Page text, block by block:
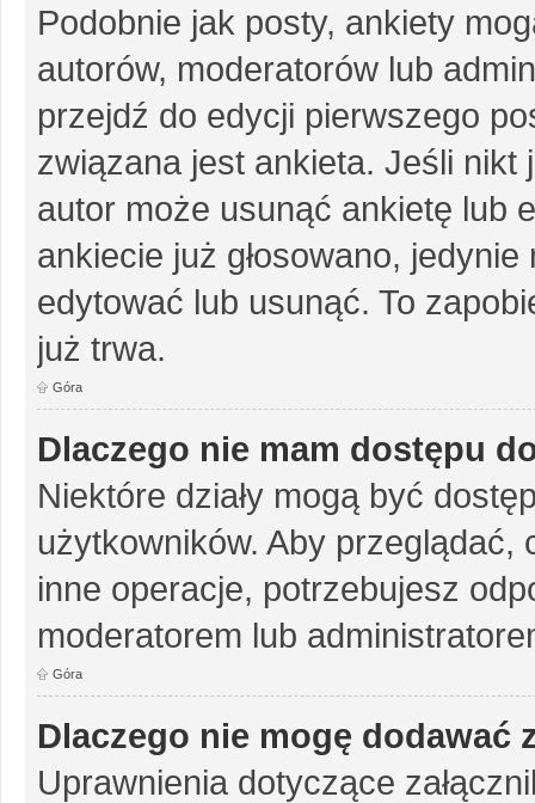
Podobnie jak posty, ankiety
autorów, moderatorów lub
przejdź do edycji pierwszego
związana jest ankieta. Jeśli nikt
autor może usunąć ankietę lub
ankiecie już głosowano,
edytować lub usunąć. To
już trwa.
Góra
Dlaczego nie mam dostępu
Niektóre działy mogą być
użytkowników. Aby
inne operacje, potrzebujesz
moderatorem lub
Góra
Dlaczego nie mogę dodawać
Uprawnienia dotyczące